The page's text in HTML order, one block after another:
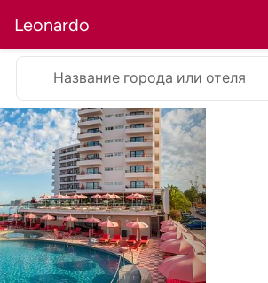
Leonardo
Название города или отеля